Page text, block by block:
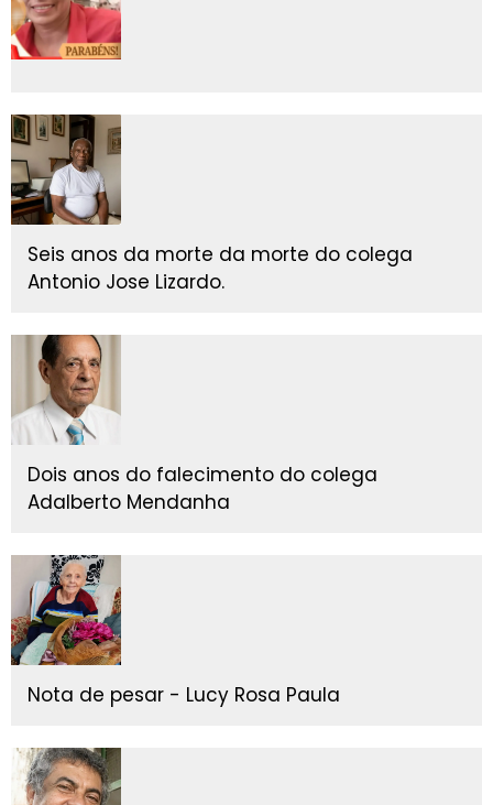
Seis anos da morte da morte do colega
Antonio Jose Lizardo.
Dois anos do falecimento do colega
Adalberto Mendanha
Nota de pesar - Lucy Rosa Paula